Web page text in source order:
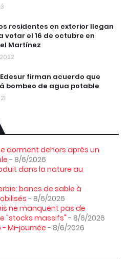
residentes en exterior llegan
votar el 16 de octubre en
Martínez
Edesur firman acuerdo que
bombeo de agua potable
dorment dehors après un
- 8/6/2026
dans la nature au
bancs de sable à
- 8/6/2026
ne manquent pas de
"stocks massifs" - 8/6/2026
- Mi-journée - 8/6/2026